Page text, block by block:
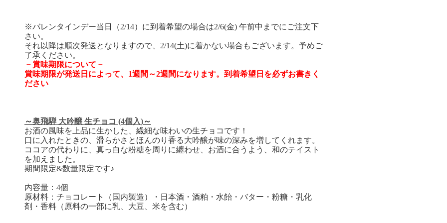
※バレンタインデー当日（2/14）に到着希望の場合は2/6(金) 午前中までにご注文下
さい。
それ以降は順次発送となりますので、2/14(土)に着かない場合もございます。予めご
了承ください。
－賞味期限について－
賞味期限が発送日によって、1週間～2週間になります。到着希望日を必ずお書きく
ださい
～奥飛騨 大吟醸 生チョコ (4個入)～
お酒の風味を上品に生かした、繊細な味わいの生チョコです！
口に入れたときの、滑らかさとほんのり香る大吟醸が味の深みを増してくれます。
ココアの代わりに、真っ白な粉糖を周りに纏わせ、お酒に合うよう、和のテイスト
を加えました。
期間限定&数量限定です♪
内容量：4個
原材料：チョコレート（国内製造）・日本酒・酒粕・水飴・バター・粉糖・乳化
剤・香料（原料の一部に乳、大豆、米を含む）